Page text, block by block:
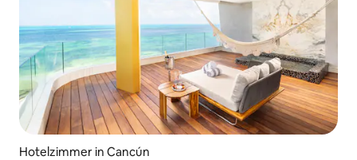
Hotelzimmer in Cancún